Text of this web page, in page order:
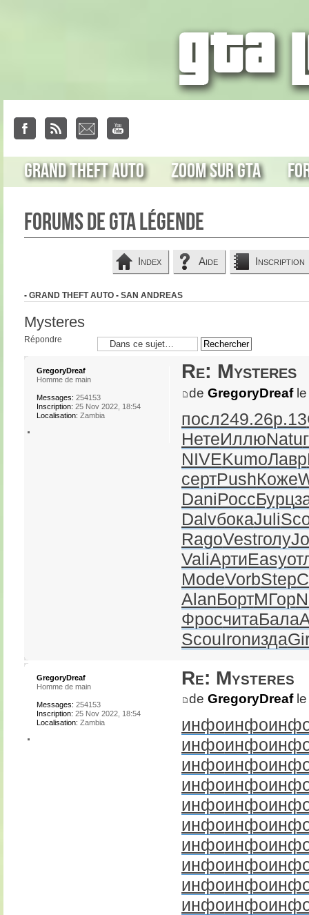
Grand Theft Auto Zoom sur GTA
Forums de GTA Légende
Index Aide Inscription
- GRAND THEFT AUTO - SAN ANDREAS
Mysteres
Répondre
Re: Mysteres
de GregoryDreafle
посл249.26р.13
НетеИллюNatu
NIVEKumoЛавр
сертPushКоже
DaniРоссБурц
DalvбокаJuli
RagoVestголу
ValiАртиEasy
ModeVorbStep
AlanБортМГор
ФросчитаБала
ScouIronизда
GregoryDreaf
Homme de main
Messages: 254153
Inscription: 25 Nov 2022, 18:54
Localisation: Zambia
Re: Mysteres
de GregoryDreafle
инфоинфо
инфоинфо
инфоинфо
инфоинфо
инфоинфо
инфоинфо
инфоинфо
инфоинфо
инфоинфо
инфоинфо
GregoryDreaf
Homme de main
Messages: 254153
Inscription: 25 Nov 2022, 18:54
Localisation: Zambia